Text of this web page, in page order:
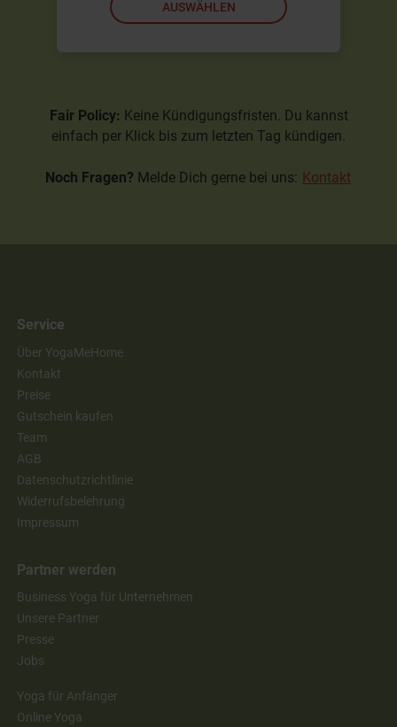
AUSWÄHLEN
Fair Policy: Keine Kündigungsfristen. Du kannst
einfach per Klick bis zum letzten Tag kündigen.
Noch Fragen? Melde Dich gerne bei uns: Kontakt
Service
Über YogaMeHome
Kontakt
Preise
Gutschein kaufen
Team
AGB
Datenschutzrichtlinie
Widerrufsbelehrung
Impressum
Partner werden
Business Yoga für Unternehmen
Unsere Partner
Presse
Jobs
Yoga für Anfänger
Online Yoga